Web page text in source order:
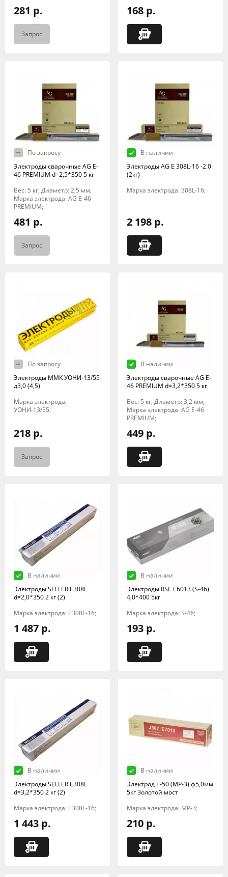
281 р.
Запрос
168 р.
По запросу
Электроды сварочные AG E-
46 PREMIUM d=2,5*350 5 кг
Вес: 5 кг; Диаметр: 2,5 мм;
Марка электрода: AG E-46
PREMIUM;
481 р.
Запрос
В наличии
Электроды AG E 308L-16 -2.0
(2кг)
Марка электрода: 308L-16;
2 198 р.
По запросу
Электроды ММК УОНИ-13/55
д3,0 (4,5)
Марка электрода:
УОНИ-13/55;
218 р.
Запрос
В наличии
Электроды сварочные AG E-
46 PREMIUM d=3,2*350 5 кг
Вес: 5 кг; Диаметр: 3,2 мм;
Марка электрода: AG E-46
PREMIUM;
449 р.
В наличии
Электроды SELLER E308L
d=2,0*350 2 кг (2)
Марка электрода: E308L-16;
1 487 р.
В наличии
Электроды RSE Е6013 (S-46)
4,0*400 5кг
Марка электрода: S-46;
193 р.
В наличии
Электроды SELLER E308L
d=3,2*350 2 кг (2)
Марка электрода: E308L-16;
1 443 р.
В наличии
Электрод Т-50 (МР-3) ф5,0мм
5кг Золотой мост
Марка электрода: МР-3;
210 р.